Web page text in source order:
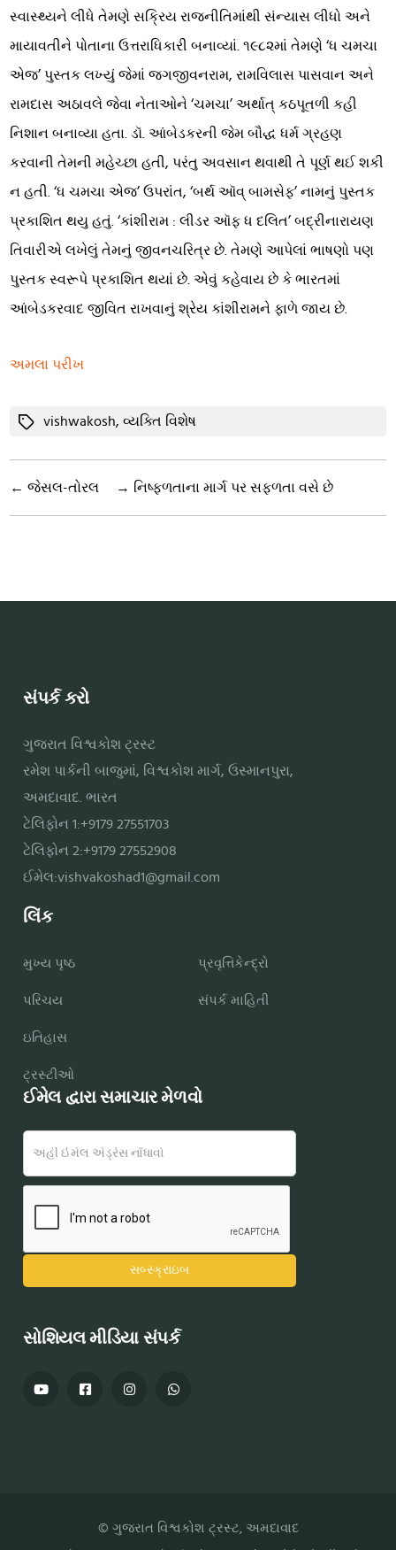
સ્વાસ્થ્યને લીધે તેમણે સક્રિય રાજનીતિમાંથી સંન્યાસ લીધો અને
માયાવતીને પોતાના ઉત્તરાધિકારી બનાવ્યાં. ૧૯૮૨માં તેમણે ‘ધ ચમચા
એજ’ પુસ્તક લખ્યું જેમાં જગજીવનરામ, રામવિલાસ પાસવાન અને
રામદાસ અઠાવલે જેવા નેતાઓને ‘ચમચા’ અર્થાત્ કઠપૂતળી કહી
નિશાન બનાવ્યા હતા. ડૉ. આંબેડકરની જેમ બૌદ્ધ ધર્મ ગ્રહણ
કરવાની તેમની મહેચ્છા હતી, પરંતુ અવસાન થવાથી તે પૂર્ણ થઈ શકી
ન હતી. ‘ધ ચમચા એજ’ ઉપરાંત, ‘બર્થ ઑવ્ બામસેફ’ નામનું પુસ્તક
પ્રકાશિત થયુ હતું. ‘કાંશીરામ : લીડર ઑફ ધ દલિત’ બદ્રીનારાયણ
તિવારીએ લખેલું તેમનું જીવનચરિત્ર છે. તેમણે આપેલાં ભાષણો પણ
પુસ્તક સ્વરૂપે પ્રકાશિત થયાં છે. એવું કહેવાય છે કે ભારતમાં
આંબેડકરવાદ જીવિત રાખવાનું શ્રેય કાંશીરામને ફાળે જાય છે.
અમલા પરીખ
Tagsvishwakosh,વ્યક્તિ વિશેષ
← જેસલ-તોરલ → નિષ્ફળતાના માર્ગ પર સફળતા વસે છે
સંપર્ક કરો
ગુજરાત વિશ્વકોશ ટ્રસ્ટ
રમેશ પાર્કની બાજુમાં, વિશ્વકોશ માર્ગ, ઉસ્માનપુરા,
અમદાવાદ. ભારત
ટેલિફોન 1:+9179 27551703
ટેલિફોન 2:+9179 27552908
ઈમેલ:vishvakoshad1@gmail.com
લિંક
મુખ્ય પૃષ્ઠ
પરિચય
ઇતિહાસ
ટ્રસ્ટીઓ
પ્રવૃત્તિકેન્દ્રો
સંપર્ક માહિતી
ઈમેલ દ્વારા સમાચાર મેળવો
સોશિયલ મીડિયા સંપર્ક
© ગુજરાત વિશ્વકોશ ટ્રસ્ટ, અમદાવાદ